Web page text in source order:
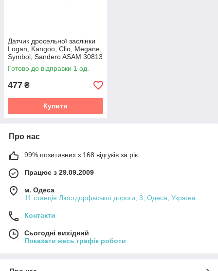
Датчик дросельної заслінки
Logan, Kangoo, Clio, Megane,
Symbol, Sandero ASAM 30813
Готово до відправки 1 од.
477 ₴
Купити
Про нас
99% позитивних з 168 відгуків за рік
Працює з 29.09.2009
м. Одеса
11 станція Люстдорфьської дороги, 3, Одеса, Україна
Контакти
Сьогодні вихідний
Показати весь графік роботи